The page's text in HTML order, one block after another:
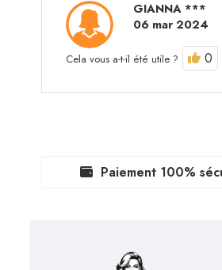
GIANNA ***
06 mar 2024
Cela vous a-t-il été utile ? 0
Paiement 100%